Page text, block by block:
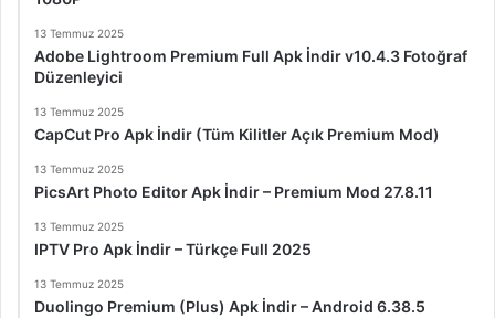
13 Temmuz 2025
Adobe Lightroom Premium Full Apk İndir v10.4.3 Fotoğraf
Düzenleyici
13 Temmuz 2025
CapCut Pro Apk İndir (Tüm Kilitler Açık Premium Mod)
13 Temmuz 2025
PicsArt Photo Editor Apk İndir – Premium Mod 27.8.11
13 Temmuz 2025
IPTV Pro Apk İndir – Türkçe Full 2025
13 Temmuz 2025
Duolingo Premium (Plus) Apk İndir – Android 6.38.5